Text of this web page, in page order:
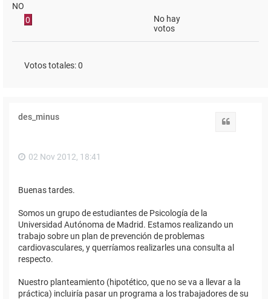
NO
0
No hay
votos
Votos totales:0
des_minus
02 Nov 2012, 18:41
Buenas tardes.
Somos un grupo de estudiantes de Psicología de la
Universidad Autónoma de Madrid. Estamos realizando un
trabajo sobre un plan de prevención de problemas
cardiovasculares, y querríamos realizarles una consulta al
respecto.
Nuestro planteamiento (hipotético, que no se va a llevar a la
práctica) incluiría pasar un programa a los trabajadores de su